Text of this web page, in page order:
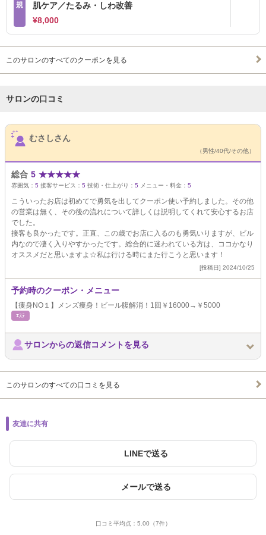
規
肌ケア／たるみ・しわ改善
¥8,000
このサロンのすべてのクーポンを見る
サロンの口コミ
サロンPick Up
むさしさん
（男性/40代/その他）
総合 5 ★★★★★
雰囲気： 5 接客サービス： 5 技術・仕上がり： 5 メニュー・料金： 5
こういったお店は初めてで勇気を出してクーポン使い予約しました。その他
の営業は無く、その後の流れについて詳しくは説明してくれて安心するお店
でした。
接客も良かったです。正直、この歳でお店に入るのも勇気いりますが、ビル
内なので凄く入りやすかったです。総合的に迷われている方は、ココかなり
オススメだと思いますよ☆私は行ける時にまた行こうと思います！
[投稿日] 2024/10/25
予約時のクーポン・メニュー
【痩身NO１】メンズ痩身！ビール腹解消！1回￥16000→￥5000
ｴｽﾃ
サロンからの返信コメントを見る
このサロンのすべての口コミを見る
友達に共有
LINEで送る
メールで送る
口コミ平均点： 5.00 （7件）